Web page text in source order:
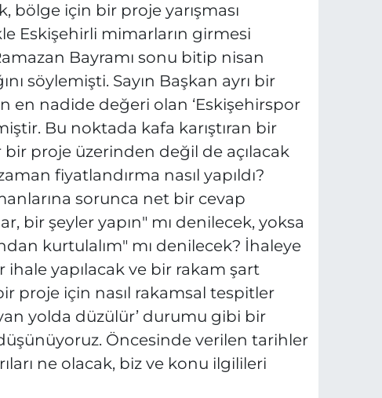
bölge için bir proje yarışması
Eskişehirli mimarların girmesi
Ramazan Bayramı sonu bitip nisan
söylemişti. Sayın Başkan ayrı bir
en nadide değeri olan ‘Eskişehirspor
Bu noktada kafa karıştıran bir
bir proje üzerinden değil de açılacak
fiyatlandırma nasıl yapıldı?
sorunca net bir cevap
bir şeyler yapın" mı denilecek, yoksa
kurtulalım" mı denilecek? İhaleye
ihale yapılacak ve bir rakam şart
proje için nasıl rakamsal tespitler
yolda düzülür’ durumu gibi bir
Öncesinde verilen tarihler
ne olacak, biz ve konu ilgilileri